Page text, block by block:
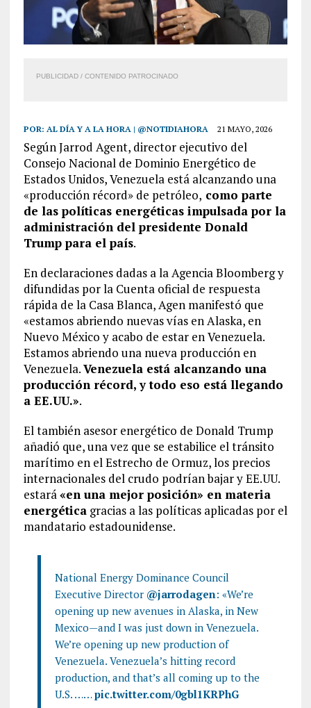
PUBLICIDAD / CONTENIDO PATROCINADO
POR: AL DÍA Y A LA HORA | @NOTIDIAHORA 21 MAYO, 2026
Según Jarrod Agent, director ejecutivo del
Consejo Nacional de Dominio Energético de
Estados Unidos, Venezuela está alcanzando una
«producción récord» de petróleo, como parte
de las políticas energéticas impulsada por la
administración del presidente Donald
Trump para el país.
En declaraciones dadas a la Agencia Bloomberg y
difundidas por la Cuenta oficial de respuesta
rápida de la Casa Blanca, Agen manifestó que
«estamos abriendo nuevas vías en Alaska, en
Nuevo México y acabo de estar en Venezuela.
Estamos abriendo una nueva producción en
Venezuela.Venezuela está alcanzando una
producción récord, y todo eso está llegando
a EE.UU.».
El también asesor energético de Donald Trump
añadió que, una vez que se estabilice el tránsito
marítimo en el Estrecho de Ormuz, los precios
internacionales del crudo podrían bajar y EE.UU.
estará«en una mejor posición» en materia
energéticagracias a las políticas aplicadas por el
mandatario estadounidense.
National Energy Dominance Council
Executive Director @jarrodagen: «We’re
opening up new avenues in Alaska, in New
Mexico—and I was just down in Venezuela.
We’re opening up new production of
Venezuela. Venezuela’s hitting record
production, and that’s all coming up to the
U.S. ……pic.twitter.com/0gbl1KRPhG